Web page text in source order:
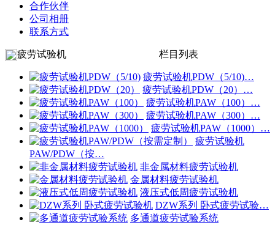
合作伙伴
公司相册
联系方式
疲劳试验机 栏目列表
疲劳试验机PDW（5/10)…
疲劳试验机PDW（20）…
疲劳试验机PAW（100）…
疲劳试验机PAW（300）…
疲劳试验机PAW（1000）…
疲劳试验机
PAW/PDW（按…
非金属材料疲劳试验机
金属材料疲劳试验机
液压式低周疲劳试验机
DZW系列 卧式疲劳试验…
多通道疲劳试验系统